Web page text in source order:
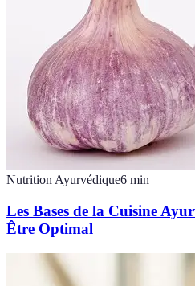
Nutrition Ayurvédique6 min
Les Bases de la Cuisine
Être Optimal